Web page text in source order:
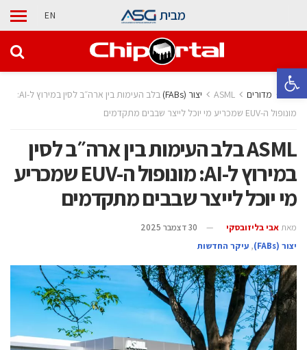
פתח סרגל נגישות
מבית EN
בית מדורים
ASML בלב העימות בין ארה״ב לסין במירוץ ל-AI:
מונופול ה-EUV שמכריע מי יוכל לייצר שבבים מתקדמים
ASML בלב העימות בין ארה״ב לסין
במירוץ ל-AI: מונופול ה-EUV שמכריע
מי יוכל לייצר שבבים מתקדמים
מאת אבי בליזובסקי
30 דצמבר 2025
‫יצור (‪(FABs‬‬
, עיקר החדשות